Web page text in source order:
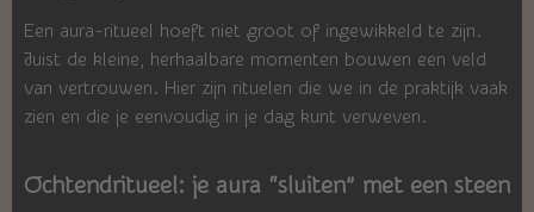
Een aura-ritueel hoeft niet groot of ingewikkeld te zijn.
Juist de kleine, herhaalbare momenten bouwen een veld
van vertrouwen. Hier zijn rituelen die we in de praktijk vaak
zien en die je eenvoudig in je dag kunt verweven.
Ochtendritueel: je aura “sluiten” met een steen